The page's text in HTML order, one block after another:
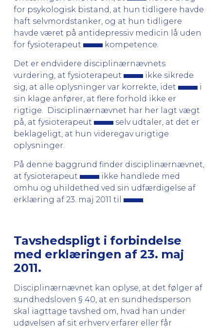
for psykologisk bistand, at hun tidligere havde
haft selvmordstanker, og at hun tidligere
havde været på antidepressiv medicin lå uden
for fysioterapeut
kompetence.
Det er endvidere disciplinærnævnets
vurdering, at fysioterapeut
ikke sikrede
sig, at alle oplysninger var korrekte, idet
i
sin klage anfører, at flere forhold ikke er
rigtige. Disciplinærnævnet har her lagt vægt
på, at fysioterapeut
selv udtaler, at det er
beklageligt, at hun videregav urigtige
oplysninger.
På denne baggrund finder disciplinærnævnet,
at fysioterapeut
ikke handlede med
omhu og uhildethed ved sin udfærdigelse af
erklæring af 23. maj 2011 til
Tavshedspligt i forbindelse
med erklæringen af 23. maj
2011.
Disciplinærnævnet kan oplyse, at det følger af
sundhedsloven § 40, at en sundhedsperson
skal iagttage tavshed om, hvad han under
udøvelsen af sit erhverv erfarer eller får